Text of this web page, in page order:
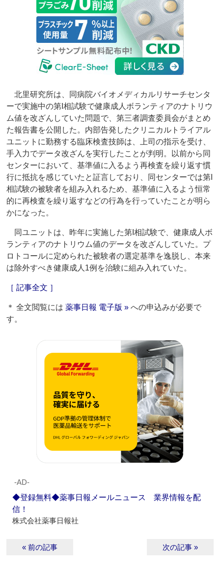
北里研究所は、同病院バイオメディカルリサーチセンタ
ーで実施中の第I相試験で健康成人ボランティアのナトリウ
ム値を改ざんしていた問題で、第三者調査委員会がまとめ
た報告書を公開した。内部告発したクリニカルトライアル
ユニットに勤務する臨床検査技師は、上司の指示を受け、
手入力でデータ改ざんを実行したことが判明。以前から同
センターにおいて、基準値に入るよう再検査を繰り返す慣
行に抵抗を感じていたと証言しており、同センターでは第I
相試験の被験者を組み入れるため、基準値に入るよう恒常
的に再検査を繰り返すなどの行為を行っていたことが明ら
かになった。
同ユニットは、昨年に実施した第I相試験で、健康成人ボ
ランティアのナトリウム値のデータを改ざんしていた。プ
ロトコールに定められた被験者の選定基準を逸脱し、本来
は除外すべき健康成人1例を治験に組み入れていた。
［ 記事全文 ］
＊ 全文閲覧には薬事日報 電子版 » への申込みが必要で
す。
‐AD‐
◆登録無料◆薬事日報メールニュース 業界情報を配
信！
株式会社薬事日報社
« 前の記事 次の記事 »